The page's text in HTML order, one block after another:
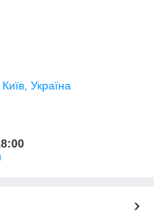
Україна